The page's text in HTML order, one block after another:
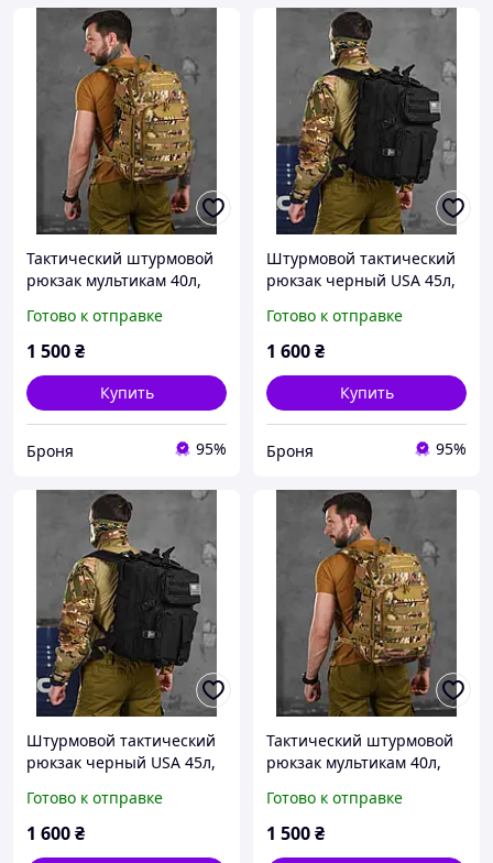
Тактический штурмовой
рюкзак мультикам 40л,
рюкзак камуфляж,
армейский маленький
Готово к отправке
1 500₴
Купить
Броня 95%
Штурмовой тактический
рюкзак черный USA 45л,
вместительный рюкзак,
армейский рюкзак
Готово к отправке
1 600₴
Купить
Броня 95%
Штурмовой тактический
рюкзак черный USA 45л,
вместительный рюкзак,
армейский рюкзак
Готово к отправке
1 600₴
Тактический штурмовой
рюкзак мультикам 40л,
рюкзак камуфляж,
армейский маленький
Готово к отправке
1 500₴